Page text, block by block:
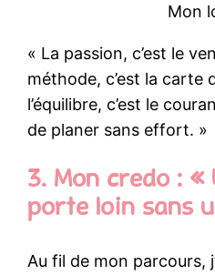
Mon
« La passion, c’est le
méthode, c’est la carte
l’équilibre, c’est le
de planer sans effort. »
3. Mon credo : «
porte loin sans
Au fil de mon parcours,